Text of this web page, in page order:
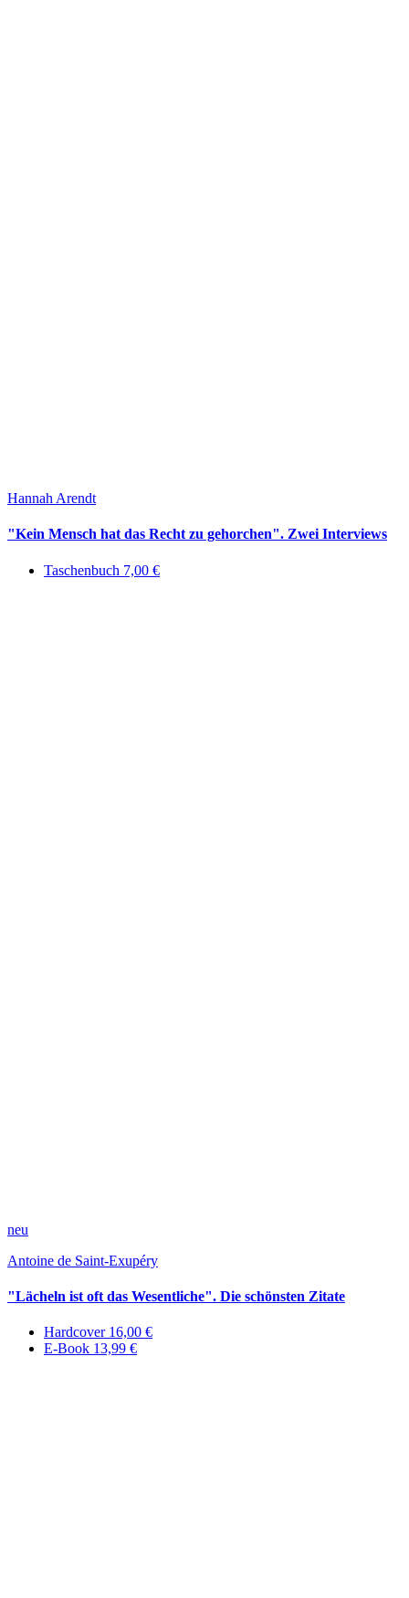
Hannah Arendt
"Kein Mensch hat das Recht zu gehorchen". Zwei Interviews
Taschenbuch 7,00 €
neu
Antoine de Saint-Exupéry
"Lächeln ist oft das Wesentliche". Die schönsten Zitate
Hardcover 16,00 €
E-Book 13,99 €